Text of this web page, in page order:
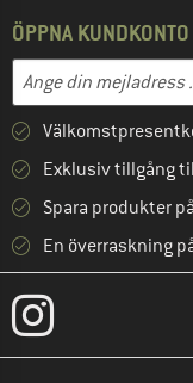
ÖPPNA KUNDKONTO
Mejladress
Skriv in din e-
Exklusiv tillgång
Spara produkter
En överraskning